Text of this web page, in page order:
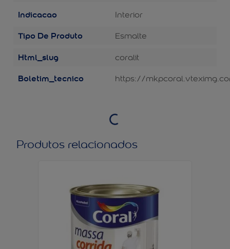
Indicacao Interior
Tipo De Produto Esmalte
Html_slug coralit
Boletim_tecnico https://
Produtos relacionados